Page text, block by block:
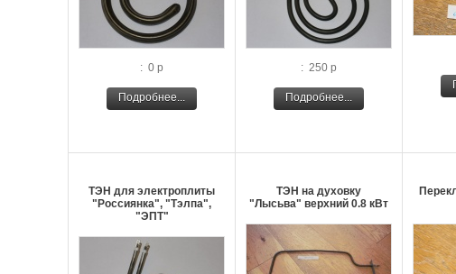
: 0 р
Подробнее...
: 250 р
Подробнее...
ТЭН для электроплиты
"Россиянка", "Тэлпа",
"ЭПТ"
ТЭН на духовку
"Лысьва" верхний 0.8 кВт